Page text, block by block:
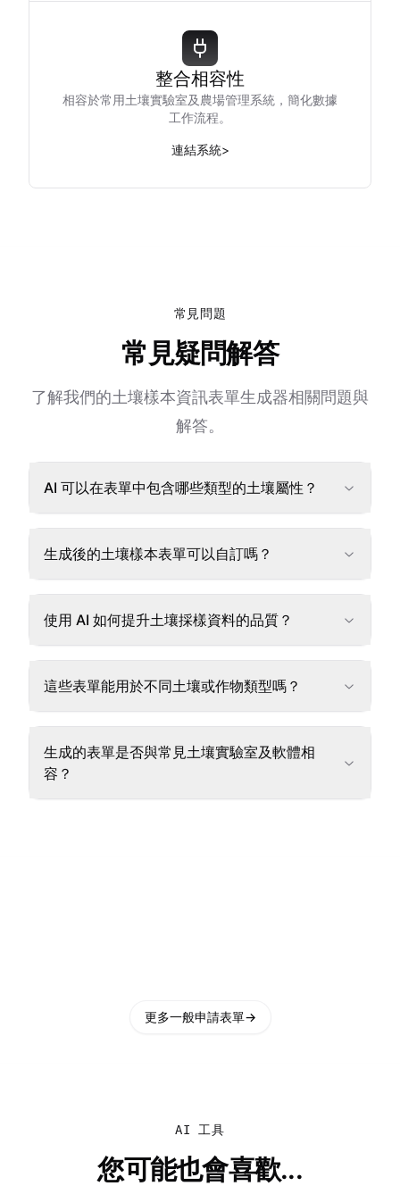
整合相容性
相容於常用土壤實驗室及農場管理系統，簡化數據
工作流程。
連結系統>
常見問題
常見疑問解答
了解我們的土壤樣本資訊表單生成器相關問題與
解答。
AI 可以在表單中包含哪些類型的土壤屬性？
生成後的土壤樣本表單可以自訂嗎？
使用 AI 如何提升土壤採樣資料的品質？
這些表單能用於不同土壤或作物類型嗎？
生成的表單是否與常見土壤實驗室及軟體相
容？
更多一般申請表單→
AI 工具
您可能也會喜歡...